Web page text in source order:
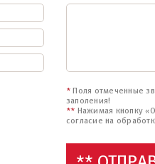
* Поля отмеченные
заполения!
** Нажимая кнопку
согласие на